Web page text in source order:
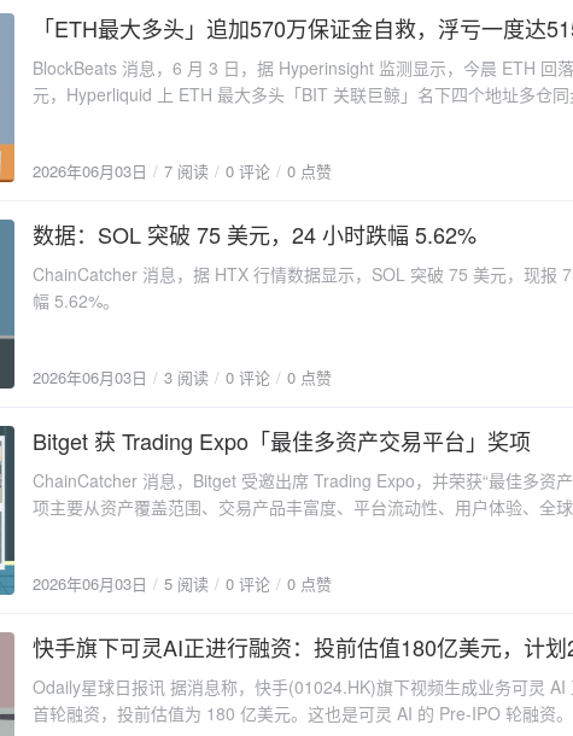
2026-06-03
「ETH最大多头」追加570万保证金自救，浮亏一度达
BlockBeats 消息，6 月 3 日，据 Hyperinsight 监测显示，今晨 ETH 回
元，Hyperliquid 上 ETH 最大多头「BIT 关联巨鲸」名下四个地址多仓
ETH 持续走低，为避免触发强平，该地址于过去 6 小时内紧急向其中三
合计做多 12 万枚 ETH（约 2.24 亿美元），整体加权杠杆约 18 倍。以
算，其综合入场均价约 2270 美元。据悉，该地址系数字金融服务集团
属，多次接收来自其名下的资金转入，此前曾以数亿规模做多 ETH，盈
HyperInsight Bot 已上线。添加 @HyperInsightBot 至TG社群并设为管理
2026年06月03日 7 阅读 0 评论 0 点赞
2026-06-03
数据：SOL 突破 75 美元，24 小时跌幅 5.62%
ChainCatcher 消息，据 HTX 行情数据显示，SOL 突破 75 美元，现报
幅 5.62%。
2026年06月03日 3 阅读 0 评论 0 点赞
2026-06-03
Bitget 获 Trading Expo「最佳多资产交易平台」奖项
ChainCatcher 消息，Bitget 受邀出席 Trading Expo，并荣获“最佳多资
项主要从资产覆盖范围、交易产品丰富度、平台流动性、用户体验、全
为「为什么区块链将彻底改变金融」的主题演讲。她表示，区块链正在重
演进。随着代币化股票、稳定币、链上金融产品以及 CFD 等多资产交易
与加密市场的边界正在加速融合，用户也将能够在更统一的账户体系中参
2026年06月03日 5 阅读 0 评论 0 点赞
2026-06-03
快手旗下可灵AI正进行融资：投前估值180亿美元，计
Odaily星球日报讯 据消息称，快手(01024.HK)旗下视频生成业务可灵 AI
首轮融资，投前估值为 180 亿美元。这也是可灵 AI 的 Pre-IPO 轮融资